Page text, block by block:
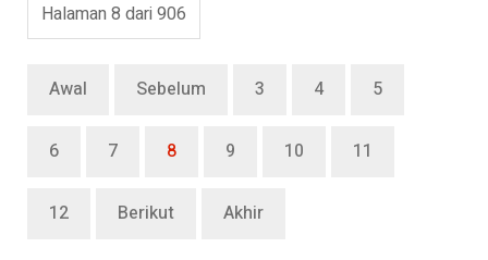
Halaman 8 dari 906
Awal Sebelum 3 4 5
6 7 8 9 10 11
12 Berikut Akhir